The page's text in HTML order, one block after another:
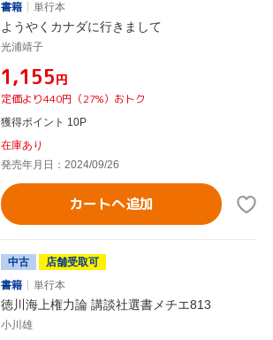
書籍
単行本
ようやくカナダに行きまして
光浦靖子
¥1,155円
定価より440円（27%）おトク
獲得ポイント 10P
在庫あり
発売年月日：2024/09/26
カートへ追加
中古
店舗受取可
書籍
単行本
徳川海上権力論 講談社選書メチエ813
小川雄